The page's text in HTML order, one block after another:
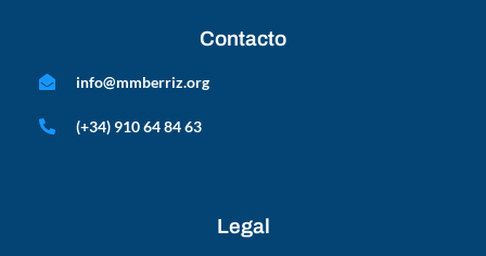
Contacto
info@mmberriz.org
(+34) 910 64 84 63
Legal